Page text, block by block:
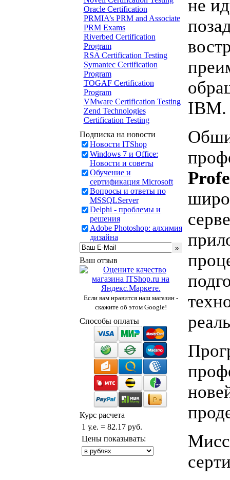
Oracle Certification
PRMIA’s PRM and Associate
PRM Exams
Riverbed Certification
Program
RSA Certification Testing
Symantec Certification
Program
TOGAF Certification
Program
VMware Certification Testing
Zend Technologies
Certification Testing
Подписка на новости
Новости ITShop
Windows 7 и Office:
Новости и советы
Обучение и
сертификация Microsoft
Вопросы и ответы по
MSSQLServer
Delphi - проблемы и
решения
Adobe Photoshop: алхимия
дизайна
Ваш отзыв
Если вам нравится наш магазин -
скажите об этом Google!
Способы оплаты
Курс расчета
1 у.е. = 82.17 руб.
Цены показывать:
не
IBM.